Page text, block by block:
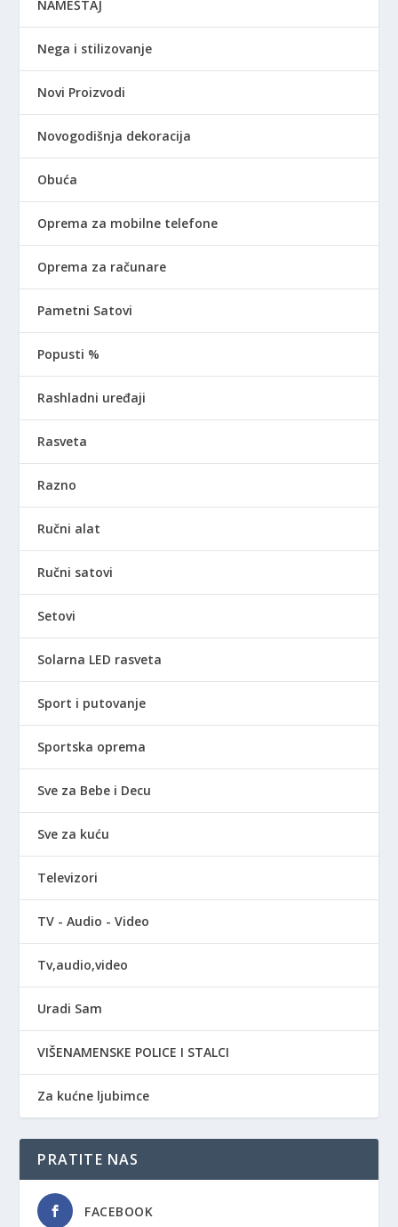
NAMEŠTAJ
Nega i stilizovanje
Novi Proizvodi
Novogodišnja dekoracija
Obuća
Oprema za mobilne telefone
Oprema za računare
Pametni Satovi
Popusti %
Rashladni uređaji
Rasveta
Razno
Ručni alat
Ručni satovi
Setovi
Solarna LED rasveta
Sport i putovanje
Sportska oprema
Sve za Bebe i Decu
Sve za kuću
Televizori
TV - Audio - Video
Tv,audio,video
Uradi Sam
VIŠENAMENSKE POLICE I STALCI
Za kućne ljubimce
PRATITE NAS
FACEBOOK